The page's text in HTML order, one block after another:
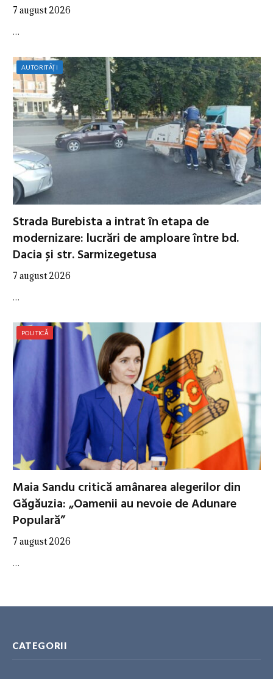
7 august 2026
…
AUTORITĂȚI
Strada Burebista a intrat în etapa de
modernizare: lucrări de amploare între bd.
Dacia și str. Sarmizegetusa
7 august 2026
…
POLITICĂ
Maia Sandu critică amânarea alegerilor din
Găgăuzia: „Oamenii au nevoie de Adunare
Populară”
7 august 2026
…
CATEGORII